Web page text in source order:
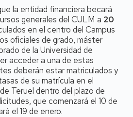
la entidad financiera becará
generales del CULM a 20
en el centro del Campus
oficiales de grado, máster
de la Universidad de
acceder a una de estas
deberán estar matriculados y
de su matrícula en el
Teruel dentro del plazo de
que comenzará el 10 de
el 19 de enero.